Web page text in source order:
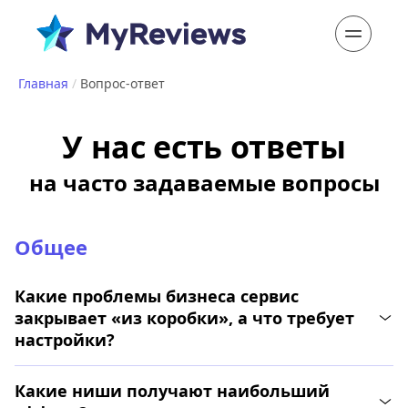
Главная / Вопрос-ответ
У нас есть ответы
часто задаваемые вопросы
Общее
Какие проблемы бизнеса сервис
закрывает «из коробки», а что требует
настройки?
доступны:
Какие ниши получают наибольший